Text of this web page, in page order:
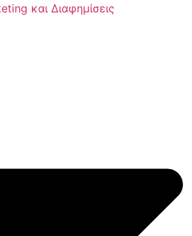
και Διαφημίσεις